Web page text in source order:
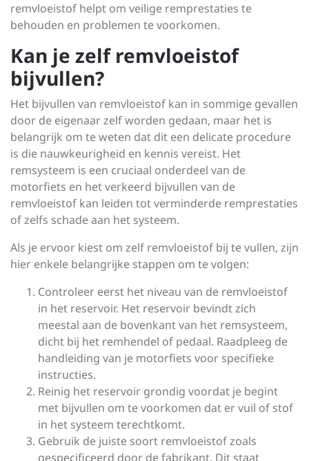
remvloeistof helpt om veilige remprestaties te
behouden en problemen te voorkomen.
Kan je zelf remvloeistof
bijvullen?
Het bijvullen van remvloeistof kan in sommige gevallen
door de eigenaar zelf worden gedaan, maar het is
belangrijk om te weten dat dit een delicate procedure
is die nauwkeurigheid en kennis vereist. Het
remsysteem is een cruciaal onderdeel van de
motorfiets en het verkeerd bijvullen van de
remvloeistof kan leiden tot verminderde remprestaties
of zelfs schade aan het systeem.
Als je ervoor kiest om zelf remvloeistof bij te vullen, zijn
hier enkele belangrijke stappen om te volgen:
Controleer eerst het niveau van de remvloeistof
in het reservoir. Het reservoir bevindt zich
meestal aan de bovenkant van het remsysteem,
dicht bij het remhendel of pedaal. Raadpleeg de
handleiding van je motorfiets voor specifieke
instructies.
Reinig het reservoir grondig voordat je begint
met bijvullen om te voorkomen dat er vuil of stof
in het systeem terechtkomt.
Gebruik de juiste soort remvloeistof zoals
gespecificeerd door de fabrikant. Dit staat